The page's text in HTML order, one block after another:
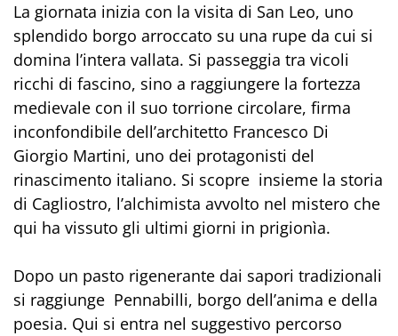
La giornata inizia con la visita di San Leo, uno
splendido borgo arroccato su una rupe da cui si
domina l’intera vallata. Si passeggia tra vicoli
ricchi di fascino, sino a raggiungere la fortezza
medievale con il suo torrione circolare, firma
inconfondibile dell’architetto Francesco Di
Giorgio Martini, uno dei protagonisti del
rinascimento italiano. Si scopre insieme la storia
di Cagliostro, l’alchimista avvolto nel mistero che
qui ha vissuto gli ultimi giorni in prigionìa.
Dopo un pasto rigenerante dai sapori tradizionali
si raggiunge Pennabilli, borgo dell’anima e della
poesia. Qui si entra nel suggestivo percorso